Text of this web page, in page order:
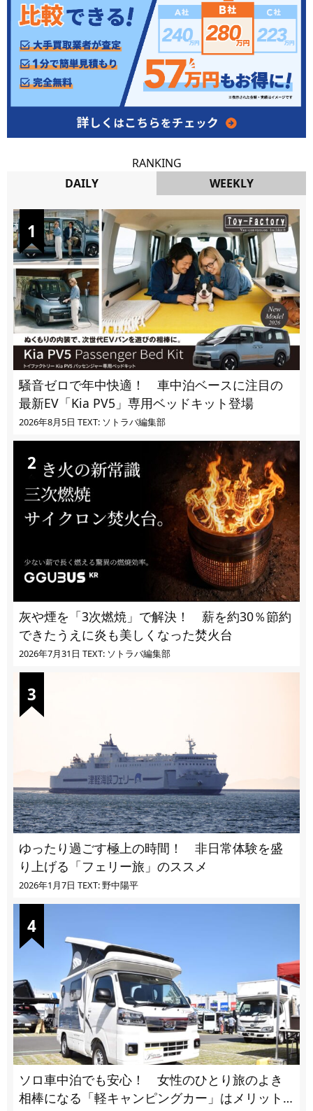
RANKING
DAILY
WEEKLY
騒音ゼロで年中快適！ 車中泊ベースに注目の
最新EV「Kia PV5」専用ベッドキット登場
2026年8月5日 TEXT: ソトラバ編集部
灰や煙を「3次燃焼」で解決！ 薪を約30％節約
できたうえに炎も美しくなった焚火台
2026年7月31日 TEXT: ソトラバ編集部
ゆったり過ごす極上の時間！ 非日常体験を盛
り上げる「フェリー旅」のススメ
2026年1月7日 TEXT: 野中陽平
ソロ車中泊でも安心！ 女性のひとり旅のよき
相棒になる「軽キャンピングカー」はメリット